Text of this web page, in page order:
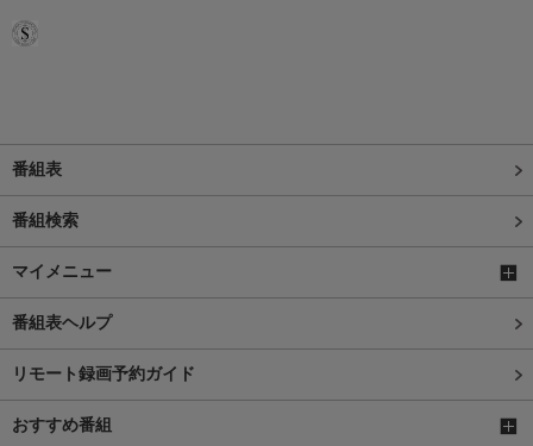
番組表
番組検索
マイメニュー
番組表ヘルプ
リモート録画予約ガイド
おすすめ番組